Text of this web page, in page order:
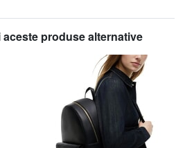
produse alternative